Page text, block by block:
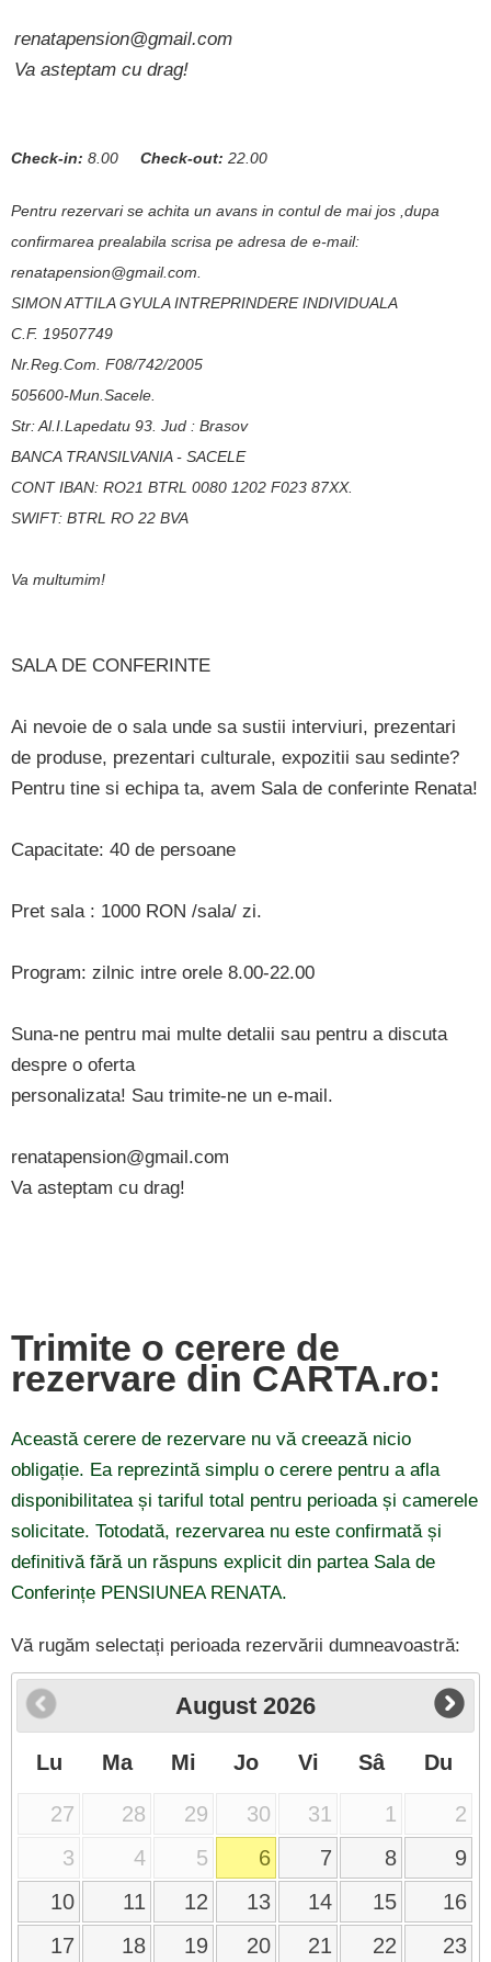
renatapension@gmail.com
Va asteptam cu drag!
Check-in: 8.00 Check-out: 22.00
Pentru rezervari se achita un avans in contul de mai jos ,dupa
confirmarea prealabila scrisa pe adresa de e-mail:
renatapension@gmail.com.
SIMON ATTILA GYULA INTREPRINDERE INDIVIDUALA
C.F. 19507749
Nr.Reg.Com. F08/742/2005
505600-Mun.Sacele.
Str: Al.I.Lapedatu 93. Jud : Brasov
BANCA TRANSILVANIA - SACELE
CONT IBAN: RO21 BTRL 0080 1202 F023 87XX.
SWIFT: BTRL RO 22 BVA
Va multumim!
SALA DE CONFERINTE
Ai nevoie de o sala unde sa sustii interviuri, prezentari
de produse, prezentari culturale, expozitii sau sedinte?
Pentru tine si echipa ta, avem Sala de conferinte Renata!
Capacitate: 40 de persoane
Pret sala : 1000 RON /sala/ zi.
Program: zilnic intre orele 8.00-22.00
Suna-ne pentru mai multe detalii sau pentru a discuta
despre o oferta
personalizata! Sau trimite-ne un e-mail.
renatapension@gmail.com
Va asteptam cu drag!
Trimite o cerere de
rezervare din CARTA.ro:
Această cerere de rezervare nu vă creează nicio
obligație. Ea reprezintă simplu o cerere pentru a afla
disponibilitatea și tariful total pentru perioada și camerele
solicitate. Totodată, rezervarea nu este confirmată și
definitivă fără un răspuns explicit din partea Sala de
Conferințe PENSIUNEA RENATA.
Vă rugăm selectați perioada rezervării dumneavoastră:
August 2026
Lu Ma Mi Jo Vi Sâ Du
27 28 29 30 31 1
2
3
4 5 6 7 8
9
10
11 12 13 14 15
16
17
18 19 20 21 22 23